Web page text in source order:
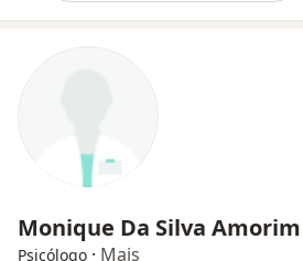
Monique Da Silva Amorim
Psicólogo · Mais